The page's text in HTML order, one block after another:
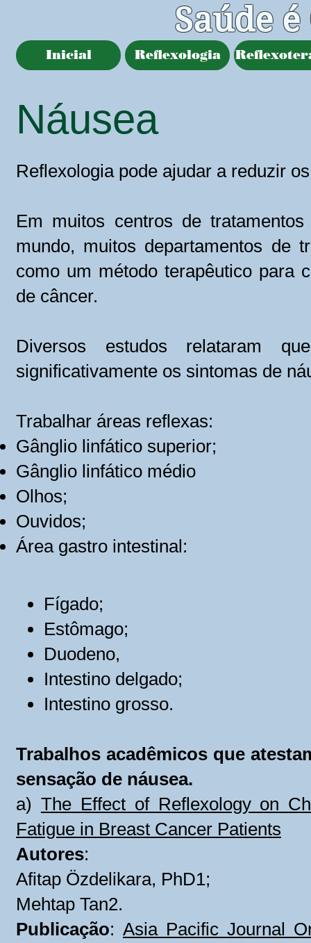
Saúde
Inicial Reflexologia
Náusea
Reflexologia pode ajudar a reduzir
Em muitos centros de
mundo, muitos departamentos de
como um método terapêutico para
de câncer.
Diversos estudos relataram
significativamente os sintomas de
Trabalhar áreas reflexas:
Gânglio linfático superior;
Gânglio linfático médio
Olhos;
Ouvidos;
Área gastro intestinal:
Fígado;
Estômago;
Duodeno,
Intestino delgado;
Intestino grosso.
Trabalhos acadêmicos que
sensação de náusea.
a) The Effect of Reflexology on
Fatigue in Breast Cancer Patients
Autores:
Afitap Özdelikara, PhD1;
Mehtap Tan2.
Publicação: Asia Pacific Journal